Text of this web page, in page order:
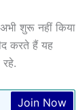
शुरू नहीं किया
करते हैं यह
Join Now